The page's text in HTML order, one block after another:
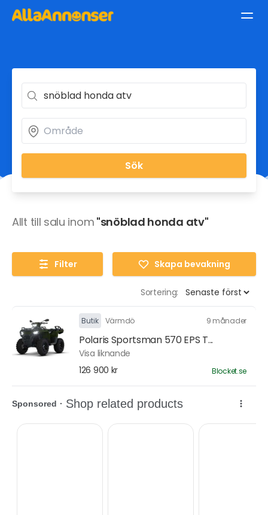
Sök
Allt till salu inom "snöblad honda atv"
Filter Skapa bevakning
Sortering:
Butik Värmdö 9 månader
Polaris Sportsman 570 EPS T...
Visa liknande
126 900 kr
Blocket.se